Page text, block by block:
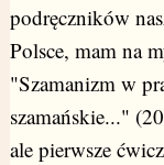
podręczników
Polsce, mam na
"Szamanizm w
szamańskie..."
ale pierwsze